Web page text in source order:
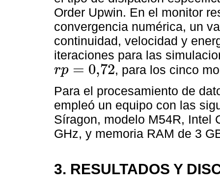
Order Upwin. En el monitor
convergencia numérica, un
continuidad, velocidad y
iteraciones para las
rp = 0,72
rp=0,72
, para los cinco
Para el procesamiento de
empleó un equipo con las
Síragon, modelo M54R, Intel
GHz, y memoria RAM de 3
3. RESULTADOS Y